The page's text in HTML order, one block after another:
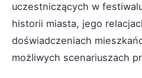
uczestniczących w
historii miasta, jego
doświadczeniach
możliwych scenariuszach